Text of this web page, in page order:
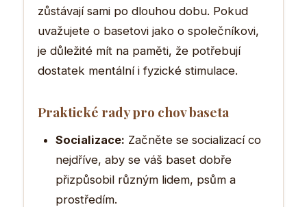
zůstávají sami po dlouhou dobu. Pokud
uvažujete o basetovi jako o společníkovi,
je důležité mít na paměti, že potřebují
dostatek mentální i fyzické stimulace.
Praktické rady pro chov baseta
Socializace: Začněte se socializací co
nejdříve, aby se váš baset dobře
přizpůsobil různým lidem, psům a
prostředím.